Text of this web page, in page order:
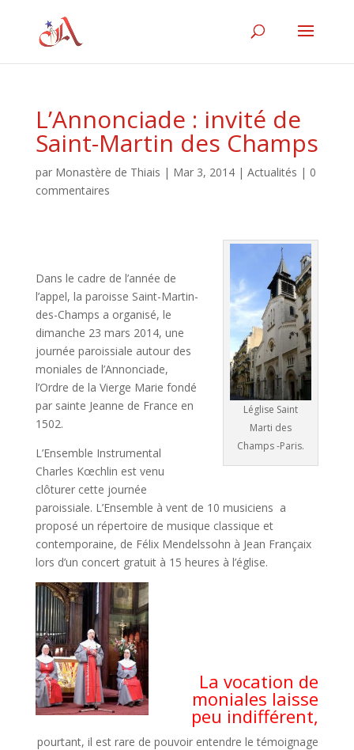
L’Annonciade : invité de
Saint-Martin des Champs
par Monastère de Thiais | Mar 3, 2014| Actualités | 0
commentaires
Léglise Saint
Marti des
Champs -Paris.
Dans le cadre de l’année de
l’appel, la paroisse Saint-Martin-
des-Champs a organisé, le
dimanche 23 mars 2014, une
journée paroissiale autour des
moniales de l’Annonciade,
l’Ordre de la Vierge Marie fondé
par sainte Jeanne de France en
1502.
L’Ensemble Instrumental
Charles Kœchlin est venu
clôturer cette journée
paroissiale. L’Ensemble à vent de 10 musiciens a
proposé un répertoire de musique classique et
contemporaine, de Félix Mendelssohn à Jean Françaix
lors d’un concert gratuit à 15 heures à l’église.
La vocation de
moniales laisse
peu indifférent,
pourtant, il est rare de pouvoir entendre le témoignage